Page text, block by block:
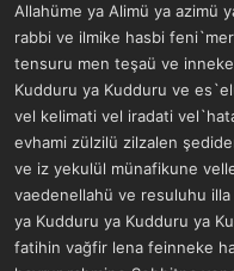
Allahüme ya Alimü ya azimü
rabbi ve ilmike hasbi
tensuru men teşaü ve
Kudduru ya Kudduru ve
vel kelimati vel iradati
evhami zülzilü zilzalen
ve iz yekulül münafikune
vaedenellahü ve resuluhu
ya Kudduru ya Kudduru ya
fatihin vağfir lena feinneke